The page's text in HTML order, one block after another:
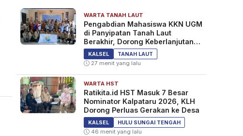
WARTA TANAH LAUT
Pengabdian Mahasiswa KKN UGM
di Panyipatan Tanah Laut
Berakhir, Dorong Keberlanjutan
Program Masyarakat
KALSEL
TANAH LAUT
27 menit yang lalu
WARTA HST
Ratikita.id HST Masuk 7 Besar
Nominator Kalpataru 2026, KLH
Dorong Perluas Gerakan ke Desa
KALSEL
HULU SUNGAI TENGAH
46 menit yang lalu